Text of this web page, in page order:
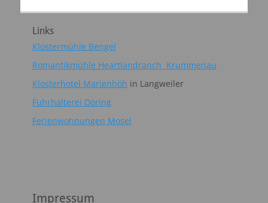
Links
Klostermühle Bengel
Romantikmühle Heartlandranch Krummenau
Klosterhotel Marienhöh in Langweiler
Fuhrhalterei Döring
Ferienwohnungen Mosel
Impressum